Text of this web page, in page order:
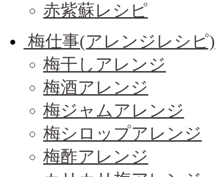
赤紫蘇レシピ
梅仕事(アレンジレシピ)
梅干しアレンジ
梅酒アレンジ
梅ジャムアレンジ
梅シロップアレンジ
梅酢アレンジ